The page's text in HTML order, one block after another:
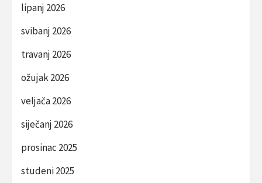
lipanj 2026
svibanj 2026
travanj 2026
ožujak 2026
veljača 2026
siječanj 2026
prosinac 2025
studeni 2025